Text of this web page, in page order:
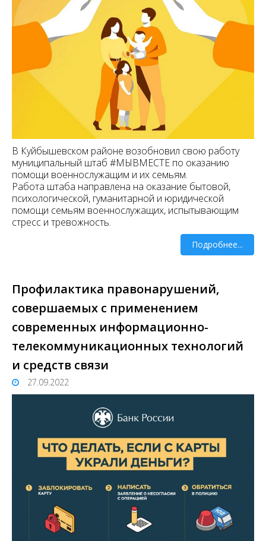
В Куйбышевском районе возобновил свою работу
муниципальный штаб #МЫВМЕСТЕ по оказанию
помощи военнослужащим и их семьям.
Работа штаба направлена на оказание бытовой,
психологической, гуманитарной и юридической
помощи семьям военнослужащих, испытывающим
стресс и тревожность.
Подробнее...
Профилактика правонарушений,
совершаемых с применением
современных информационно-
телекоммуникационных технологий
и средств связи
27.09.2022